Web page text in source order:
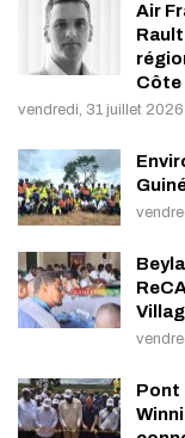
Air
Côte
vendredi, 31 juillet 2026
Pont